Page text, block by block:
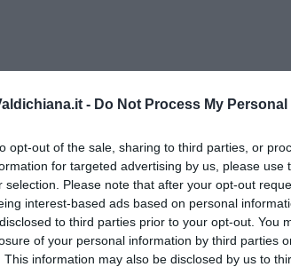
- Do Not Process My
opt-out of the sale, sharing to third parties, or
for targeted advertising by us, please use
selection. Please note that after your opt-out
interest-based ads based on personal
to third parties prior to your opt-out. You
of your personal information by third parties
This information may also be disclosed by us to